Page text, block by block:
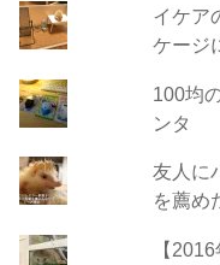
イケア
ケージ
100均
ンタ
友人に
を薦め
【